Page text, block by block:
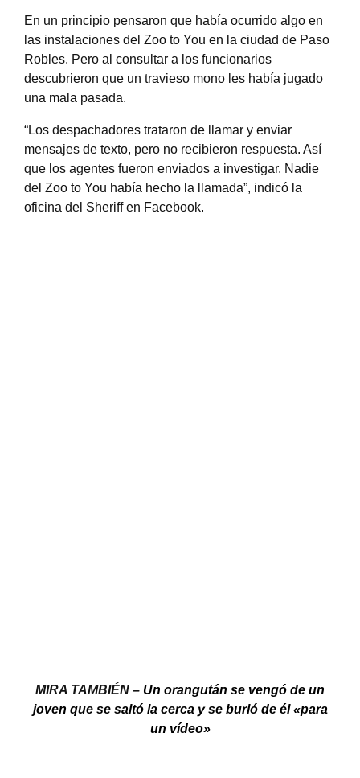
En un principio pensaron que había ocurrido algo en
las instalaciones del Zoo to You en la ciudad de Paso
Robles. Pero al consultar a los funcionarios
descubrieron que un travieso mono les había jugado
una mala pasada.
“Los despachadores trataron de llamar y enviar
mensajes de texto, pero no recibieron respuesta. Así
que los agentes fueron enviados a investigar. Nadie
del Zoo to You había hecho la llamada”, indicó la
oficina del Sheriff en Facebook.
MIRA TAMBIÉN – Un orangután se vengó de un
joven que se saltó la cerca y se burló de él «para
un vídeo»